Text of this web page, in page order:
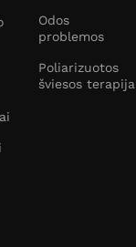
Odos
problemos
Poliarizuotos
šviesos terapija